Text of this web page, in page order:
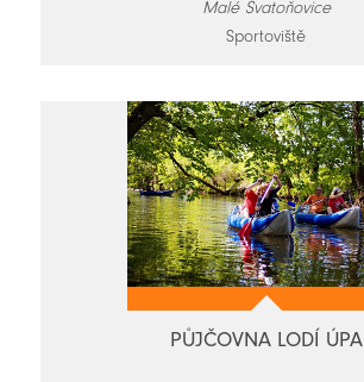
Malé Svatoňovice
Sportoviště
PŮJČOVNA LODÍ ÚPA